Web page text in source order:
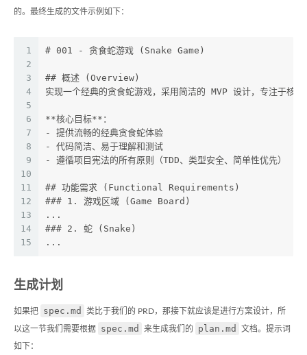
的。最终生成的文件示例如下：
1
2
3
4
5
6
7
8
9
10
11
12
13
14
15
# 001 - 贪食蛇游戏 (Snake Game)
## 概述 (Overview)
实现一个经典的贪食蛇游戏，采用简洁的 MVP 设计，专注于核
**核心目标**：
- 提供流畅的经典贪食蛇体验
- 代码简洁、易于理解和测试
- 遵循项目宪法的所有原则（TDD、类型安全、简单性优先）
## 功能需求 (Functional Requirements)
### 1. 游戏区域 (Game Board)
...
### 2. 蛇 (Snake)
...
生成计划
如果把 spec.md 类比于我们的 PRD，那接下就应该是进行方案设计，所
以这一节我们需要根据 spec.md 来生成我们的 plan.md 文档。提示词
如下：